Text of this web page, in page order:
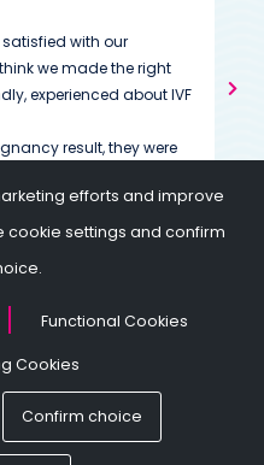
with our
we made the right
experienced about IVF
result, they were
terms. You can
the treatment in total
Tüm Hakları Saklıdır.
efforts and improve
cookie settings and confirm
Functional Cookies
Cookies
Confirm choice